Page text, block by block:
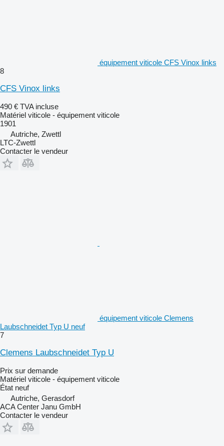
équipement viticole CFS Vinox links
8
CFS Vinox links
490 € TVA incluse
Matériel viticole - équipement viticole
1901
Autriche, Zwettl
LTC-Zwettl
Contacter le vendeur
équipement viticole Clemens
Laubschneidet Typ U neuf
7
Clemens Laubschneidet Typ U
Prix sur demande
Matériel viticole - équipement viticole
État neuf
Autriche, Gerasdorf
ACA Center Janu GmbH
Contacter le vendeur